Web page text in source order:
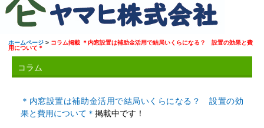
ホームページ > コラム掲載 ＊内窓設置は補助金活用で結局いくらになる？ 設置の効果と費
用について＊
コラム
＊内窓設置は補助金活用で結局いくらになる？ 設置の効
果と費用について＊掲載中です！